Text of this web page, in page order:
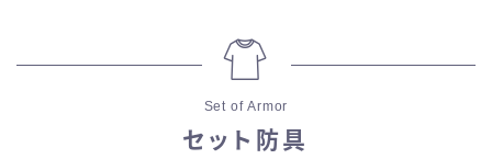
Set of Armor
セット防具